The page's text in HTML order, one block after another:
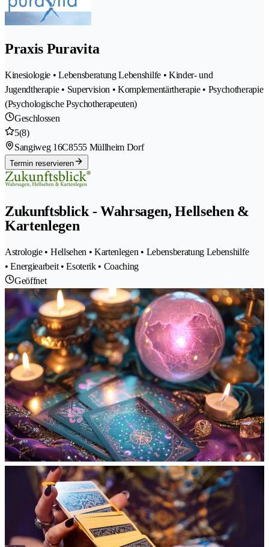
Praxis Puravita
Kinesiologie • Lebensberatung Lebenshilfe • Kinder- und
Jugendtherapie • Supervision • Komplementärtherapie • Psychotherapie
(Psychologische Psychotherapeuten)
Geschlossen
5(8)
Sangiweg 16C8555 Müllheim Dorf
Termin reservieren
Zukunftsblick - Wahrsagen, Hellsehen &
Kartenlegen
Astrologie • Hellsehen • Kartenlegen • Lebensberatung Lebenshilfe
• Energiearbeit • Esoterik • Coaching
Geöffnet